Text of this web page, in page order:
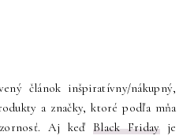
článok inšpiratívny/nákupný,
a značky, ktoré podľa mňa
Aj keď Black Fridayje